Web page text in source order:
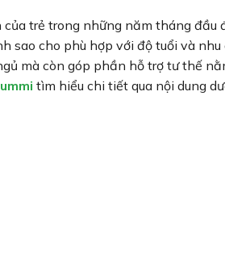
trẻ trong những năm tháng đầu
sao cho phù hợp với độ tuổi và
mà còn góp phần hỗ trợ tư thế
tìm hiểu chi tiết qua nội dung